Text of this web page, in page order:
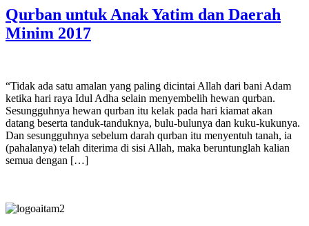
Qurban untuk Anak Yatim dan Daerah
Minim 2017
“Tidak ada satu amalan yang paling dicintai Allah dari bani Adam
ketika hari raya Idul Adha selain menyembelih hewan qurban.
Sesungguhnya hewan qurban itu kelak pada hari kiamat akan
datang beserta tanduk-tanduknya, bulu-bulunya dan kuku-kukunya.
Dan sesungguhnya sebelum darah qurban itu menyentuh tanah, ia
(pahalanya) telah diterima di sisi Allah, maka beruntunglah kalian
semua dengan […]